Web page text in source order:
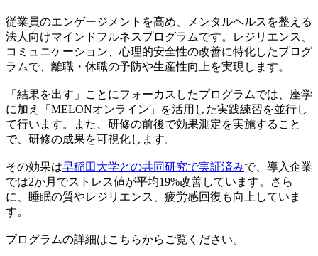
従業員のエンゲージメントを高め、メンタルヘルスを整える
法人向けマインドフルネスプログラムです。レジリエンス、
コミュニケーション、心理的安全性の改善に特化したプログ
ラムで、離職・休職の予防や生産性向上を実現します。
「結果を出す」ことにフォーカスしたプログラムでは、座学
に加え「MELONオンライン」を活用した実践練習を並行し
て行います。また、研修の前後で効果測定を実施すること
で、研修の成果を可視化します。
その効果は早稲田大学との共同研究で実証済みで、導入企業
では2か月でストレス値が平均19%改善しています。さら
に、睡眠の質やレジリエンス、疲労感回復も向上していま
す。
プログラムの詳細はこちらからご覧ください。